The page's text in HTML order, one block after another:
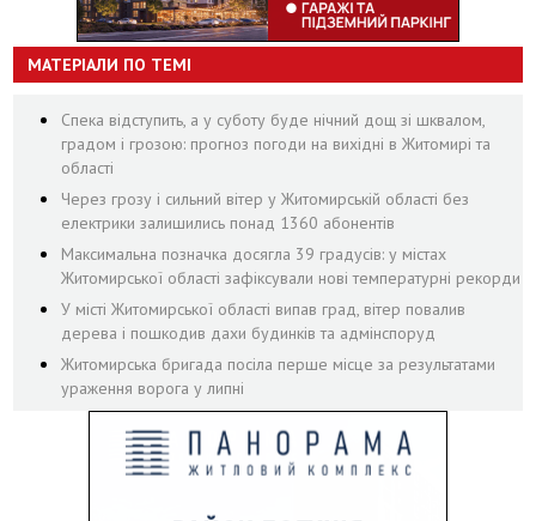
МАТЕРІАЛИ ПО ТЕМІ
Спека відступить, а у суботу буде нічний дощ зі шквалом,
градом і грозою: прогноз погоди на вихідні в Житомирі та
області
Через грозу і сильний вітер у Житомирській області без
електрики залишились понад 1360 абонентів
Максимальна позначка досягла 39 градусів: у містах
Житомирської області зафіксували нові температурні рекорди
У місті Житомирської області випав град, вітер повалив
дерева і пошкодив дахи будинків та адмінспоруд
Житомирська бригада посіла перше місце за результатами
ураження ворога у липні